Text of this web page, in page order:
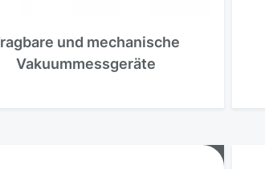
und mechanische
Vakuummessgeräte